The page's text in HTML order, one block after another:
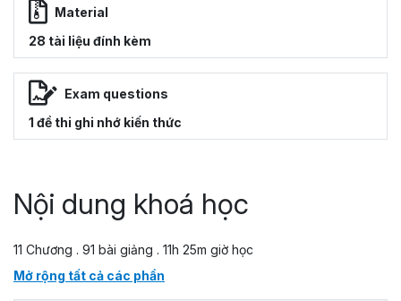
Material
28 tài liệu đính kèm
Exam questions
1 đề thi ghi nhớ kiến thức
Nội dung khoá học
11 Chương . 91 bài giảng . 11h 25m giờ học
Mở rộng tất cả các phần